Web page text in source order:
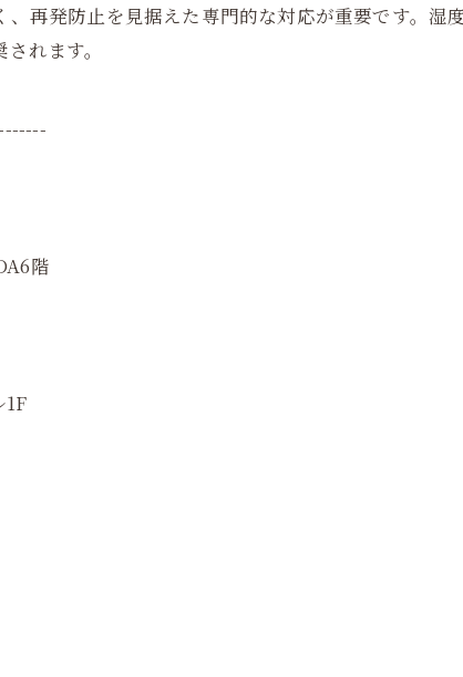
再発防止を見据えた専門的な対応が重要です。湿
れます。
階